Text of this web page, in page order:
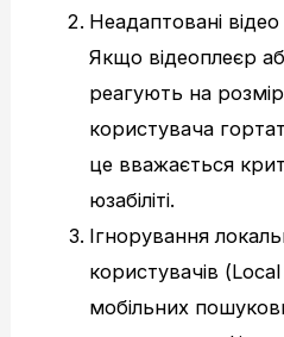
Неадаптовані відео
Якщо відеоплеєр
реагують на
користувача
це вважається
юзабіліті.
Ігнорування
користувачів
мобільних